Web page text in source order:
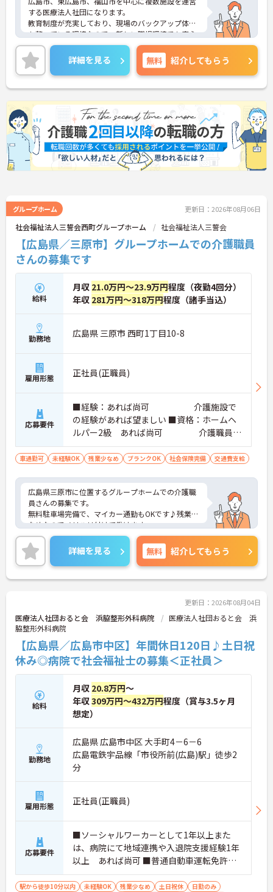
する医療法人社団になります。
教育制度が充実しており、現場のバックアップ体制
も整っている環境なので、新しい職場環境でも安心
してお仕事を始めることができます。
ご興味ある方には、面接対策ポイントなど、さらに
詳細をお話しいたしますのでお気軽にご相談くださ
い！
詳細を見る 無料 紹介してもらう
グループホーム 更新日：2026年08月06日
社会福祉法人三誓会西町グループホーム 社会福祉法人三誓会
【広島県／三原市】グループホームでの介護職員
さんの募集です
給料
月収 21.0万円～23.9万円程度（夜勤4回分）
年収 281万円～318万円程度（諸手当込）
勤務地 広島県 三原市 西町1丁目10-8
雇用形態 正社員(正職員)
応募要件
■経験：あれば尚可 介護施設で
の経験があれば望ましい ■資格：ホームヘ
ルパー2級 あれば尚可 介護職員初
任者研修修了者 あれば尚可 普通
自動車運転免許（AT限定可） あれば尚可
車通勤可 未経験OK 残業少なめ ブランクOK 社会保険完備 交通費支給
広島県三原市に位置するグループホームでの介護職
員さんの募集です。
無料駐車場完備で、マイカー通勤もOKです♪残業少
なめなのでメリハリ付けて働けます。
ご興味のある方には、面接対策ポイントなど、さら
に詳細をお話しいたしますので、お気軽にご相談く
ださい。
詳細を見る 無料 紹介してもらう
更新日：2026年08月04日
医療法人社団おると会 浜脇整形外科病院
医療法人社団おると会 浜
脇整形外科病院
【広島県／広島市中区】年間休日120日♪土日祝
休み◎病院で社会福祉士の募集＜正社員＞
給料
月収 20.8万円～
年収309万円～432万円程度（賞与3.5ヶ月
想定）
勤務地
広島県 広島市中区 大手町4－6－6
広島電鉄宇品線「市役所前(広島)駅」徒歩2
分
雇用形態 正社員(正職員)
応募要件
■ソーシャルワーカーとして1年以上また
は、病院にて地域連携や入退院支援経験1年
以上 あれば尚可 ■普通自動車運転免許：
あれば尚可（AT限定可）
駅から徒歩10分以内 未経験OK 残業少なめ 土日祝休
日勤のみ